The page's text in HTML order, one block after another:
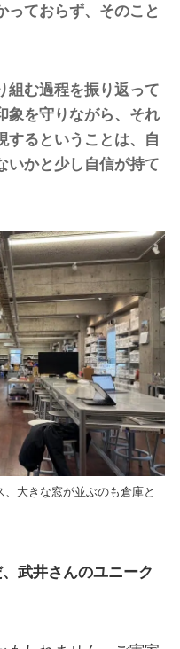
っておらず、そのこと
組む過程を振り返って
象を守りながら、それ
するということは、自
いかと少し自信が持て
大きな窓が並ぶのも倉庫と
武井さんのユニーク